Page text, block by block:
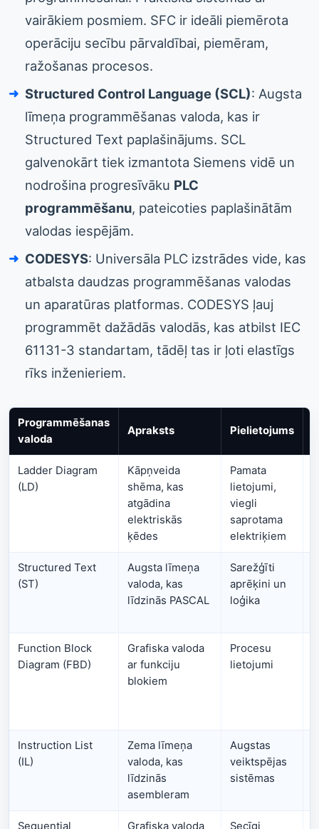
vairākiem posmiem. SFC ir ideāli piemērota
operāciju secību pārvaldībai, piemēram,
ražošanas procesos.
Structured Control Language (SCL): Augsta
līmeņa programmēšanas valoda, kas ir
Structured Text paplašinājums. SCL
galvenokārt tiek izmantota Siemens vidē un
nodrošina progresīvāku PLC
programmēšanu, pateicoties paplašinātām
valodas iespējām.
CODESYS: Universāla PLC izstrādes vide, kas
atbalsta daudzas programmēšanas valodas
un aparatūras platformas. CODESYS ļauj
programmēt dažādās valodās, kas atbilst IEC
61131-3 standartam, tādēļ tas ir ļoti elastīgs
rīks inženieriem.
Programmēšanas
valoda
Apraksts Pielietojums
Ladder Diagram
(LD)
Kāpņveida
shēma, kas
atgādina
elektriskās
ķēdes
Pamata
lietojumi,
viegli
saprotama
elektriķiem
Structured Text
(ST)
Augsta līmeņa
valoda, kas
līdzinās PASCAL
Sarežģīti
aprēķini un
loģika
Function Block
Diagram (FBD)
Grafiska valoda
ar funkciju
blokiem
Procesu
lietojumi
Instruction List
(IL)
Zema līmeņa
valoda, kas
līdzinās
asembleram
Augstas
veiktspējas
sistēmas
Sequential
Grafiska valoda
Secīgi